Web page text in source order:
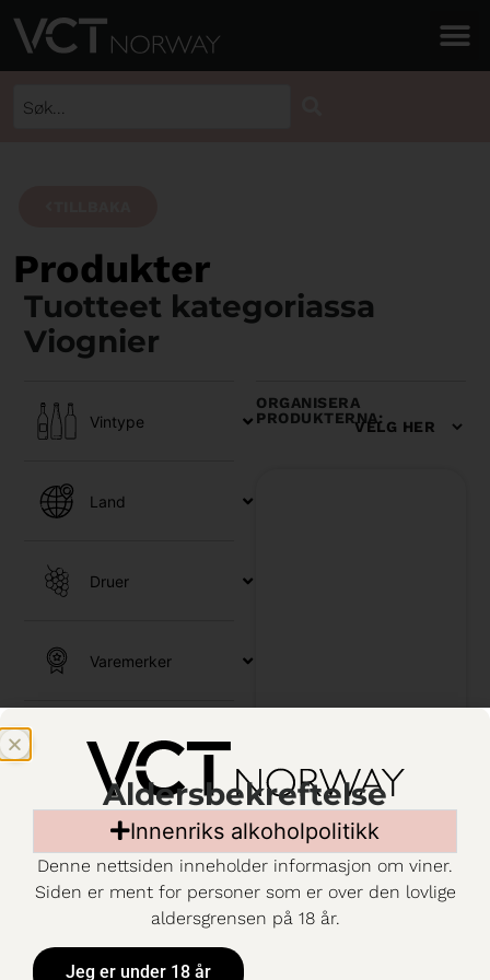
Produkter
Tuotteet kategoriassa
Viognier
Vintype
Land
Druer
Varemerker
Utvalg
Kjennetegn
Emballasje
ORGANISERA
PRODUKTERNA:
Aldersbekreftelse
Innenriks alkoholpolitikk
Denne nettsiden inneholder informasjon om viner.
Siden er ment for personer som er over den lovlige
aldersgrensen på 18 år.
Jeg er under 18 år